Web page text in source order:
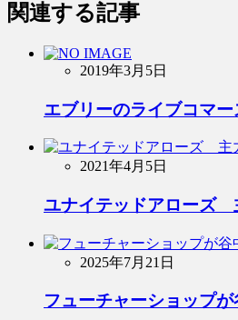
関連する記事
2019年3月5日
エブリーのライブコマ
2021年4月5日
ユナイテッドアローズ
2025年7月21日
フューチャーショップ